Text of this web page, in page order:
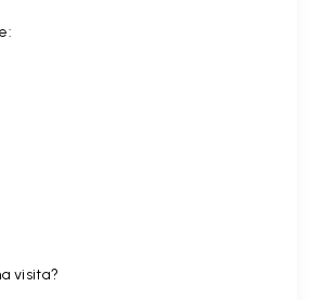
visita?